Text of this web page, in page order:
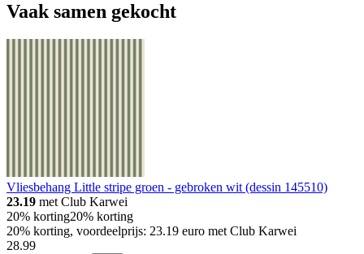
Vaak samen gekocht
Vliesbehang Little stripe groen - gebroken wit (dessin 145510)
23.19 met Club Karwei
20% korting20% korting
20% korting, voordeelprijs: 23.19 euro met Club Karwei
28.99